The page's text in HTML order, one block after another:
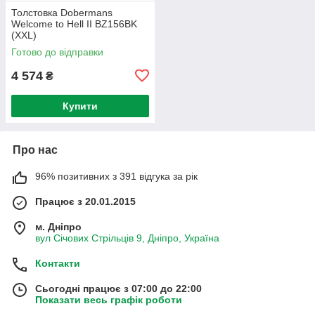
Толстовка Dobermans
Welcome to Hell II BZ156BK
(XXL)
Готово до відправки
4 574 ₴
Купити
Про нас
96% позитивних з 391 відгука за рік
Працює з 20.01.2015
м. Дніпро
вул Січових Стрільців 9, Дніпро, Україна
Контакти
Сьогодні працює з 07:00 до 22:00
Показати весь графік роботи